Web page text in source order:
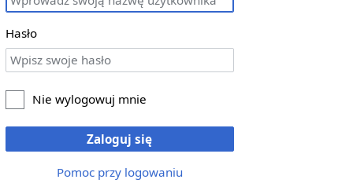
Hasło
Nie wylogowuj mnie
Zaloguj się
Pomoc przy logowaniu